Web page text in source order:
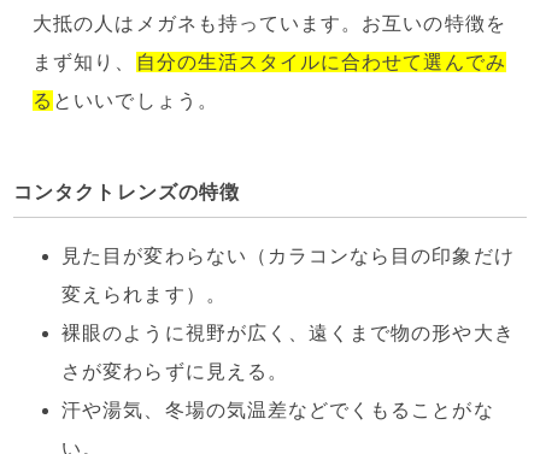
大抵の人はメガネも持っています。お互いの特徴を
まず知り、
自分の生活スタイルに合わせて選んでみ
る といいでしょう。
コンタクトレンズの特徴
見た目が変わらない（カラコンなら目の印象だけ
変えられます）。
裸眼のように視野が広く、遠くまで物の形や大き
さが変わらずに見える。
汗や湯気、冬場の気温差などでくもることがな
い。